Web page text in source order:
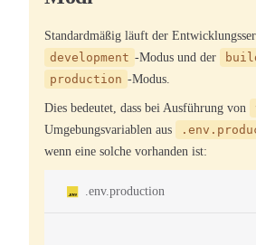
Standardmäßig läuft der
development -Modus und der
production -Modus.
Dies bedeutet, dass bei Ausführung von
Umgebungsvariablen aus
wenn eine solche vorhanden ist:
.env.production